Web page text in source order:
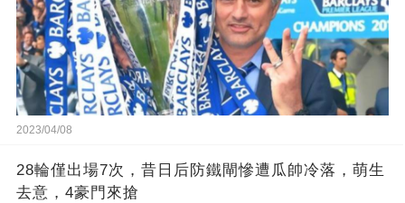
2023/04/08
28輪僅出場7次，昔日后防鐵閘慘遭瓜帥冷落，萌生
去意，4豪門來搶